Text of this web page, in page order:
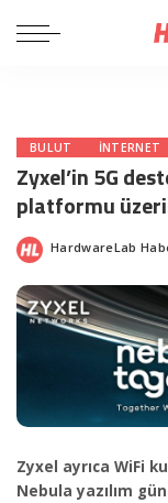
BULUT INTERNET
Zyxel’in 5G
platformu
Posted
HardwareLab
Zyxel ayrıca WiFi
Nebula yazılım